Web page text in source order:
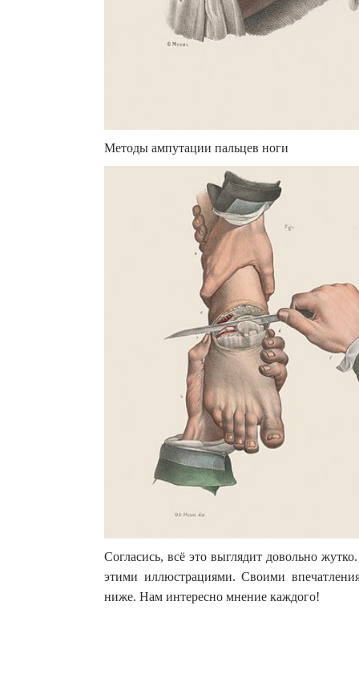
Методы ампутации пальцев ноги
Согласись, всё это выглядит довольно
этими иллюстрациями. Своими
ниже. Нам интересно мнение каждого!